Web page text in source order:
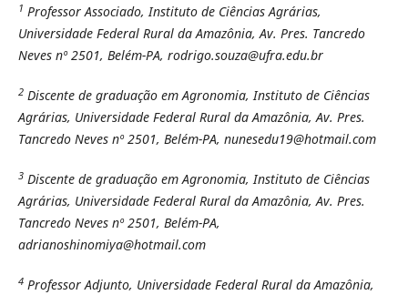
1 Professor Associado, Instituto de Ciências Agrárias,
Universidade Federal Rural da Amazônia, Av. Pres. Tancredo
Neves nº 2501, Belém-PA, rodrigo.souza@ufra.edu.br
2Discente de graduação em Agronomia, Instituto de Ciências
Agrárias, Universidade Federal Rural da Amazônia, Av. Pres.
Tancredo Neves nº 2501, Belém-PA, nunesedu19@hotmail.com
3Discente de graduação em Agronomia, Instituto de Ciências
Agrárias, Universidade Federal Rural da Amazônia, Av. Pres.
Tancredo Neves nº 2501, Belém-PA,
adrianoshinomiya@hotmail.com
4Professor Adjunto, Universidade Federal Rural da Amazônia,